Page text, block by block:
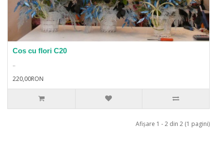
Cos cu flori C20
..
220,00RON
Afişare 1 - 2 din 2 (1 pagini)